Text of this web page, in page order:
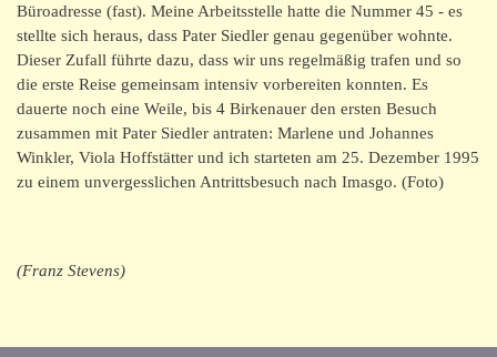
Büroadresse (fast). Meine Arbeitsstelle hatte die Nummer 45 - es
stellte sich heraus, dass Pater Siedler genau gegenüber wohnte.
Dieser Zufall führte dazu, dass wir uns regelmäßig trafen und so
die erste Reise gemeinsam intensiv vorbereiten konnten. Es
dauerte noch eine Weile, bis 4 Birkenauer den ersten Besuch
zusammen mit Pater Siedler antraten: Marlene und Johannes
Winkler, Viola Hoffstätter und ich starteten am 25. Dezember 1995
zu einem unvergesslichen Antrittsbesuch nach Imasgo. (Foto)
(Franz Stevens)